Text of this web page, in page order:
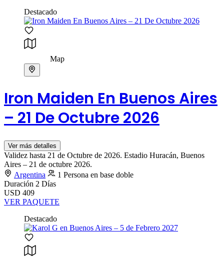
Destacado
Map
Iron Maiden En Buenos Aires
– 21 De Octubre 2026
Ver más detalles
Validez hasta 21 de Octubre de 2026. Estadio Huracán, Buenos
Aires – 21 de octubre 2026.
Argentina
1 Persona en base doble
Duración 2 Días
USD 409
VER PAQUETE
Destacado